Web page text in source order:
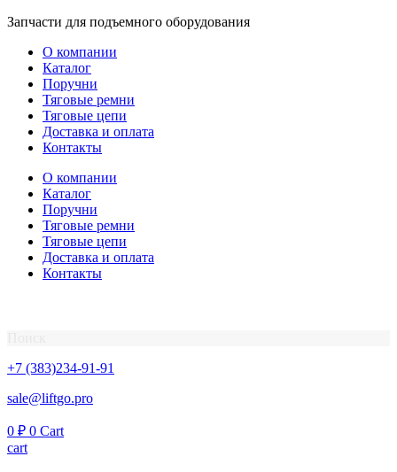
Перейти
содержимому
Запчасти для подъемного оборудования
О компании
Каталог
Поручни
Тяговые ремни
Тяговые цепи
Доставка и оплата
Контакты
О компании
Каталог
Поручни
Тяговые ремни
Тяговые цепи
Доставка и оплата
Контакты
+7 (383)234-91-91
sale@liftgo.pro
0 ₽ 0 Cart
cart